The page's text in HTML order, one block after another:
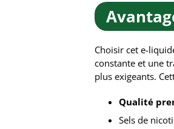
Choisir cet e-
constante et une
plus exigeants.
Qualité
Sels de